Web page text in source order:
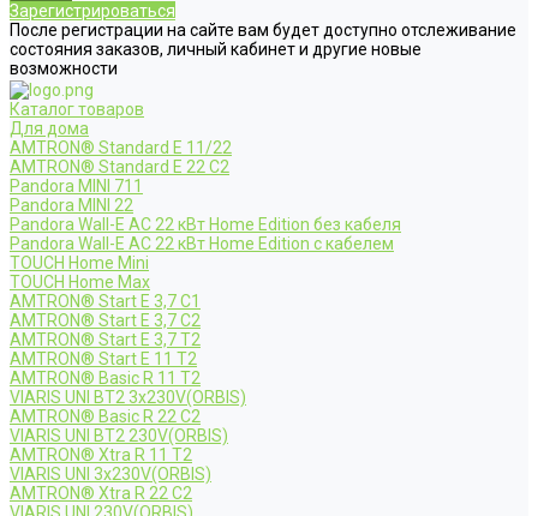
Зарегистрироваться
После регистрации на сайте вам будет доступно отслеживание
состояния заказов, личный кабинет и другие новые
возможности
Каталог товаров
Для дома
AMTRON® Standard E 11/22
AMTRON® Standard E 22 C2
Pandora MINI 711
Pandora MINI 22
Pandora Wall-E AC 22 кВт Home Edition без кабеля
Pandora Wall-E AC 22 кВт Home Edition с кабелем
TOUCH Home Mini
TOUCH Home Max
AMTRON® Start E 3,7 C1
AMTRON® Start E 3,7 C2
AMTRON® Start E 3,7 T2
AMTRON® Start E 11 T2
AMTRON® Basic R 11 T2
VIARIS UNI BT2 3x230V(ORBIS)
AMTRON® Basic R 22 C2
VIARIS UNI BT2 230V(ORBIS)
AMTRON® Xtra R 11 T2
VIARIS UNI 3x230V(ORBIS)
AMTRON® Xtra R 22 C2
VIARIS UNI 230V(ORBIS)